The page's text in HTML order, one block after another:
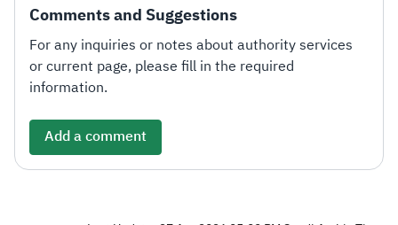
Comments and Suggestions
For any inquiries or notes about authority services
or current page, please fill in the required
information.
Add a comment